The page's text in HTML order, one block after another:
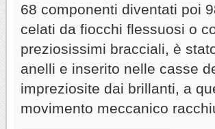
68 componenti diventati poi
celati da fiocchi flessuosi o
preziosissimi bracciali, è
anelli e inserito nelle casse
impreziosite dai brillanti, a
movimento meccanico